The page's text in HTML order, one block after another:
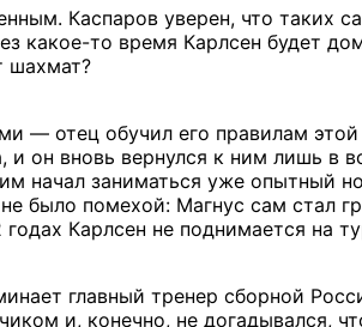
Каспаров уверен, что таких
какое-то время Карлсен будет
шахмат?
— отец обучил его правилам
он вновь вернулся к ним лишь в
начал заниматься уже опытный
было помехой: Магнус сам стал
Карлсен не поднимается на
главный тренер сборной
и, конечно, не догадывался,